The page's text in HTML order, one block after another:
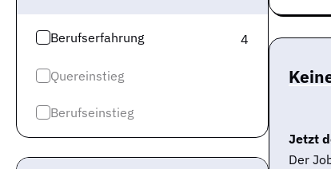
Berufserfahrung 4
Quereinstieg
Berufseinstieg
Jetzt
Der